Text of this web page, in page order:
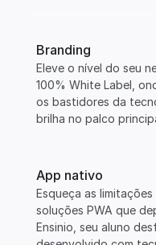
Branding
Eleve o nível do seu
100% White Label,
os bastidores da
brilha no palco
App nativo
Esqueça as
soluções PWA que
Ensinio, seu aluno